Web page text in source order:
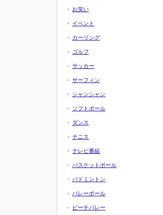
お笑い
イベント
カーリング
ゴルフ
サッカー
サーフィン
シャンシャン
ソフトボール
ダンス
テニス
テレビ番組
バスケットボール
バドミントン
バレーボール
ビーチバレー